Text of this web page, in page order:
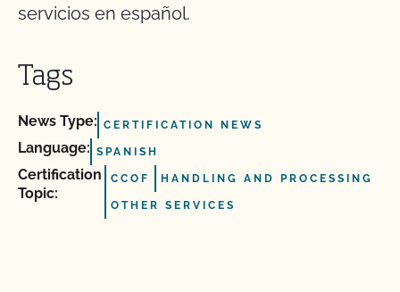
servicios en español.
Tags
News Type: CERTIFICATION NEWS
Language: SPANISH
Certification
Topic:
CCOF HANDLING AND PROCESSING
OTHER SERVICES